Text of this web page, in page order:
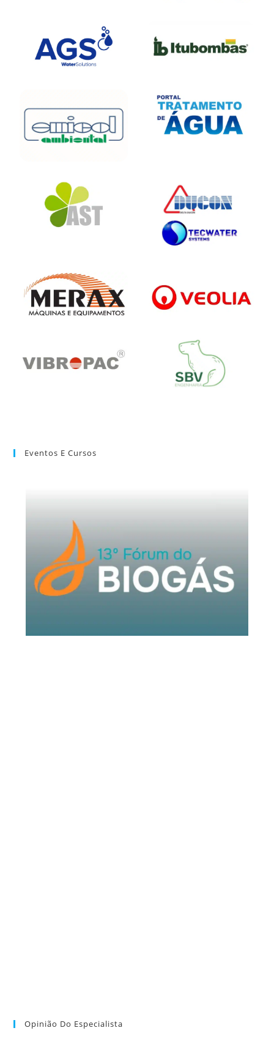
Eventos E Cursos
Opinião Do Especialista